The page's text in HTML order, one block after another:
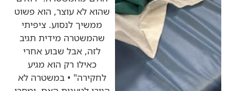
שהוא לא עוצר, הוא פשוט
ממשיך לנסוע. ציפיתי
שהמשטרה מידית תגיב
לזה, אבל שבוע אחרי
כאילו רק הוא מגיע
לחקירה" • במשטרה לא